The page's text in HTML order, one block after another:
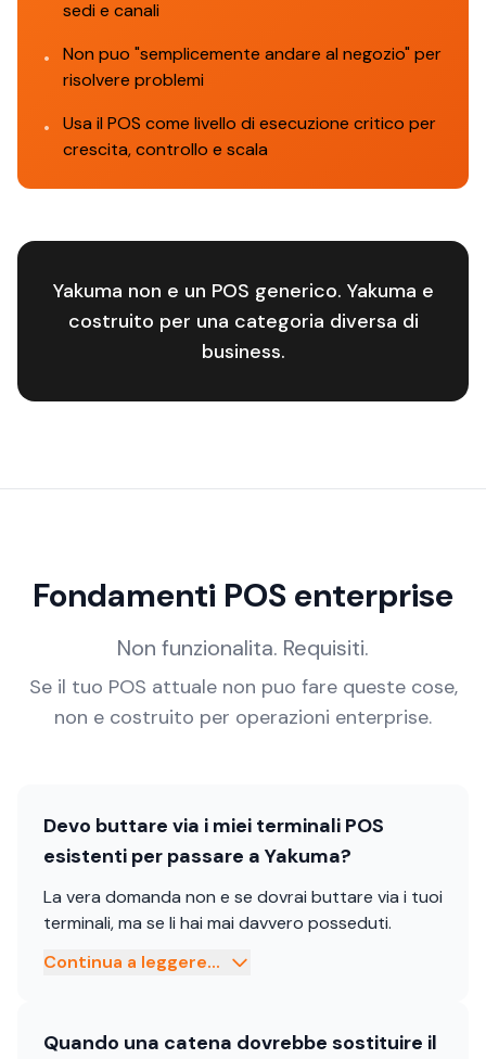
sedi e canali
•
Non puo "semplicemente andare al negozio" per
risolvere problemi
•
Usa il POS come livello di esecuzione critico per
crescita, controllo e scala
Yakuma non e un POS generico. Yakuma e
costruito per una categoria diversa di
business.
Fondamenti POS enterprise
Non funzionalita. Requisiti.
Se il tuo POS attuale non puo fare queste cose,
non e costruito per operazioni enterprise.
Devo buttare via i miei terminali POS
esistenti per passare a Yakuma?
La vera domanda non e se dovrai buttare via i tuoi
terminali, ma se li hai mai davvero posseduti.
Continua a leggere...
Quando una catena dovrebbe sostituire il